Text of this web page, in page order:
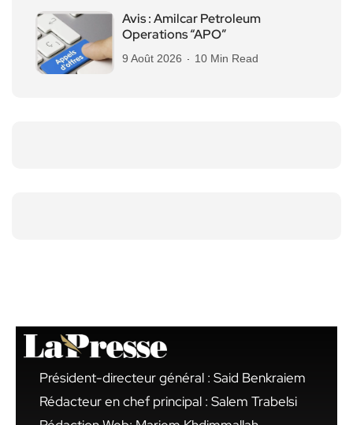
Avis : Amilcar Petroleum
Operations “APO”
9 Août 2026 10 Min Read
Président-directeur général : Said Benkraiem
Rédacteur en chef principal : Salem Trabelsi